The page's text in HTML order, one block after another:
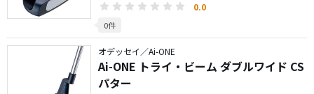
0.0
0件
オデッセイ／Ai-ONE
Ai-ONE トライ・ビーム ダブルワイド CS
パター